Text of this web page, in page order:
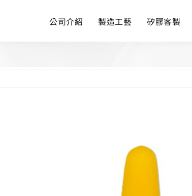
公司介紹 製造工藝 矽膠客製